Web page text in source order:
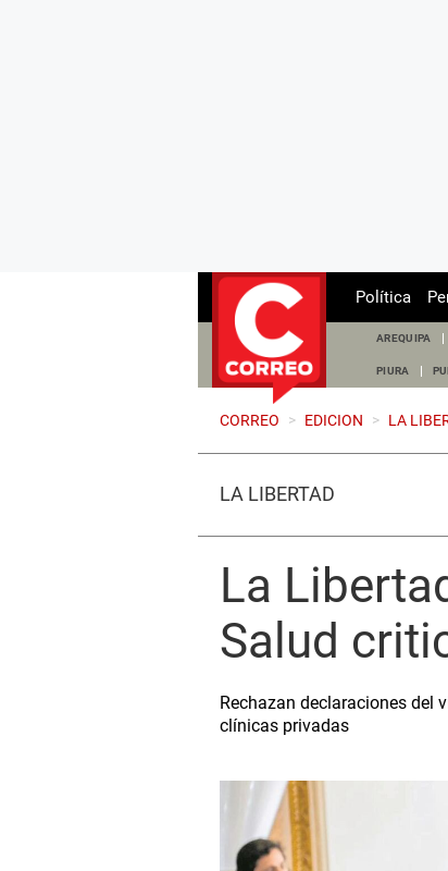
Política
AREQUIPA
PIURA
CORREO > EDICION > LA
LA LIBERTAD
La
Salud
Rechazan declaraciones del
clínicas privadas